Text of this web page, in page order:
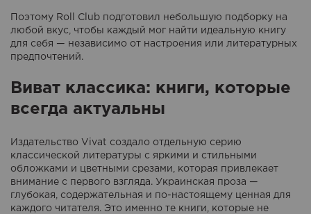
Поэтому Roll Club подготовил небольшую подборку на
любой вкус, чтобы каждый мог найти идеальную книгу
для себя — независимо от настроения или литературных
предпочтений.
Виват классика: книги, которые
всегда актуальны
Издательство Vivat создало отдельную серию
классической литературы с яркими и стильными
обложками и цветными срезами, которая привлекает
внимание с первого взгляда. Украинская проза —
глубокая, содержательная и по-настоящему ценная для
каждого читателя. Это именно те книги, которые не